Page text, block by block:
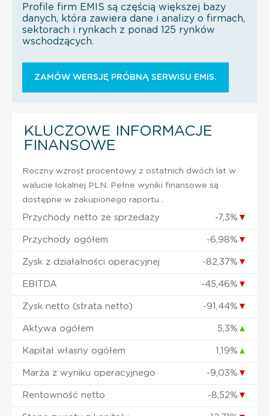
Profile firm EMIS są częścią większej bazy
danych, która zawiera dane i analizy o firmach,
sektorach i rynkach z ponad 125 rynków
wschodzących.
ZAMÓW WERSJĘ PRÓBNĄ SERWISU EMIS.
KLUCZOWE INFORMACJE
FINANSOWE
Roczny wzrost procentowy z ostatnich dwóch lat w
walucie lokalnej PLN. Pełne wyniki finansowe są
dostępne w zakupionego raportu .
Przychody netto ze sprzedaży -7,3% ▼
Przychody ogółem -6,98% ▼
Zysk z działalności operacyjnej -82,37% ▼
EBITDA -45,46% ▼
Zysk netto (strata netto) -91,44% ▼
Aktywa ogółem 5,3% ▲
Kapitał własny ogółem 1,19% ▲
Marża z wyniku operacyjnego -9,03% ▼
Rentowność netto -8,52% ▼